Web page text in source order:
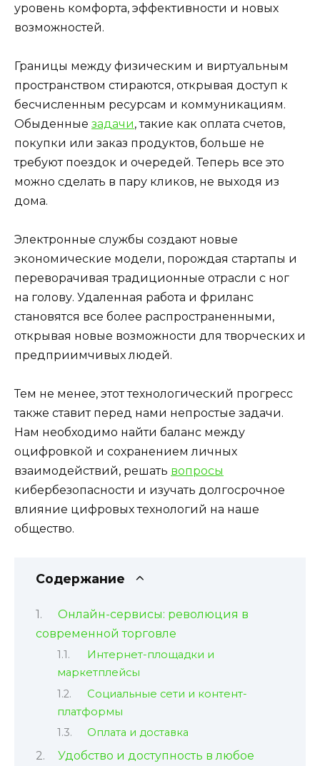
уровень комфорта, эффективности и новых
возможностей.
Границы между физическим и виртуальным
пространством стираются, открывая доступ к
бесчисленным ресурсам и коммуникациям.
Обыденные задачи, такие как оплата счетов,
покупки или заказ продуктов, больше не
требуют поездок и очередей. Теперь все это
можно сделать в пару кликов, не выходя из
дома.
Электронные службы создают новые
экономические модели, порождая стартапы и
переворачивая традиционные отрасли с ног
на голову. Удаленная работа и фриланс
становятся все более распространенными,
открывая новые возможности для творческих и
предприимчивых людей.
Тем не менее, этот технологический прогресс
также ставит перед нами непростые задачи.
Нам необходимо найти баланс между
оцифровкой и сохранением личных
взаимодействий, решать вопросы
кибербезопасности и изучать долгосрочное
влияние цифровых технологий на наше
общество.
Содержание
Онлайн-сервисы: революция в
современной торговле
Интернет-площадки и
маркетплейсы
Социальные сети и контент-
платформы
Оплата и доставка
Удобство и доступность в любое